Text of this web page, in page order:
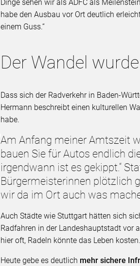
Dinge sehen wir als ADFC als
habe den Ausbau vor Ort deutlich
einem Guss.“
Der Wandel
Dass sich der Radverkehr in Baden-
Hermann beschreibt einen kulturellen
habe.
Am Anfang meiner Amtszeit
bauen Sie für Autos endlich
irgendwann ist es gekippt.“
Bürgermeisterinnen plötzlich
wir da im Ort auch was
Auch Städte wie Stuttgart hätten sich
Radfahren in der Landeshauptstadt vor
hier oft, Radeln könnte das Leben
Heute gebe es deutlich mehr sichere